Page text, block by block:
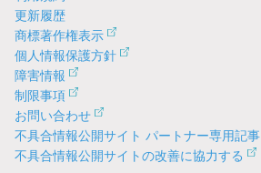
更新履歴
商標著作権表示
個人情報保護方針
障害情報
制限事項
お問い合わせ
不具合情報公開サイト パートナー専用記事
不具合情報公開サイトの改善に協力する